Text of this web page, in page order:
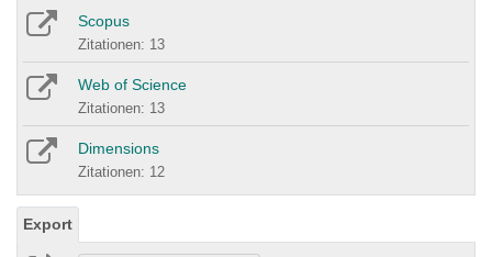
Scopus
Zitationen: 13
Web of Science
Zitationen: 13
Dimensions
Zitationen: 12
Export